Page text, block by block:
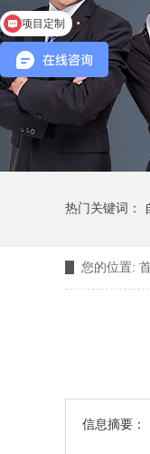
热门关键词：
您的位置:
信息摘要：
人工手持
项目定制